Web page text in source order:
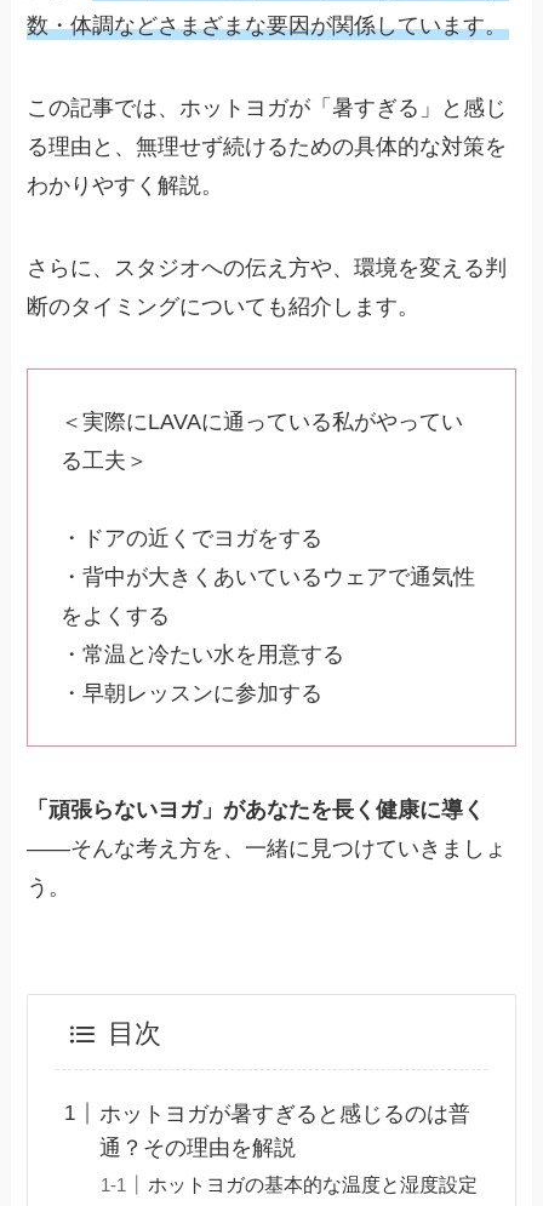
数・体調などさまざまな要因が関係しています。
この記事では、ホットヨガが「暑すぎる」と感じ
る理由と、無理せず続けるための具体的な対策を
わかりやすく解説。
さらに、スタジオへの伝え方や、環境を変える判
断のタイミングについても紹介します。
＜実際にLAVAに通っている私がやってい
る工夫＞
・ドアの近くでヨガをする
・背中が大きくあいているウェアで通気性
をよくする
・常温と冷たい水を用意する
・早朝レッスンに参加する
「頑張らないヨガ」があなたを長く健康に導く
――そんな考え方を、一緒に見つけていきましょ
う。
目次
ホットヨガが暑すぎると感じるのは普
通？その理由を解説
ホットヨガの基本的な温度と湿度設定